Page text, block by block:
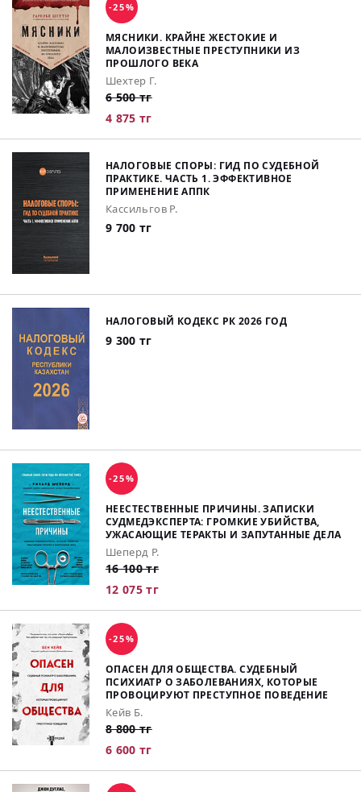
-25%
МЯСНИКИ. КРАЙНЕ ЖЕСТОКИЕ И
МАЛОИЗВЕСТНЫЕ ПРЕСТУПНИКИ ИЗ
ПРОШЛОГО ВЕКА
Шехтер Г.
6 500 тг
4 875 тг
НАЛОГОВЫЕ СПОРЫ: ГИД ПО СУДЕБНОЙ
ПРАКТИКЕ. ЧАСТЬ 1. ЭФФЕКТИВНОЕ
ПРИМЕНЕНИЕ АППК
Кассильгов Р.
9 700 тг
НАЛОГОВЫЙ КОДЕКС РК 2026 ГОД
9 300 тг
-25%
НЕЕСТЕСТВЕННЫЕ ПРИЧИНЫ. ЗАПИСКИ
СУДМЕДЭКСПЕРТА: ГРОМКИЕ УБИЙСТВА,
УЖАСАЮЩИЕ ТЕРАКТЫ И ЗАПУТАННЫЕ ДЕЛА
Шеперд Р.
16 100 тг
12 075 тг
-25%
ОПАСЕН ДЛЯ ОБЩЕСТВА. СУДЕБНЫЙ
ПСИХИАТР О ЗАБОЛЕВАНИЯХ, КОТОРЫЕ
ПРОВОЦИРУЮТ ПРЕСТУПНОЕ ПОВЕДЕНИЕ
Кейв Б.
8 800 тг
6 600 тг